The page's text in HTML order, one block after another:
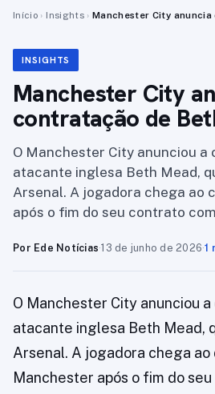
Início › Insights › Manchester City
INSIGHTS
Manchester City
contratação de
O Manchester City anunciou a
atacante inglesa Beth Mead,
Arsenal. A jogadora chega ao
após o fim do seu contrato
Por Ede Notícias·13 de junho de 2026·1
O Manchester City anunciou
atacante inglesa Beth Mead,
Arsenal. A jogadora chega ao
Manchester após o fim do